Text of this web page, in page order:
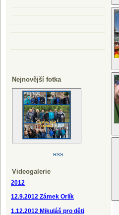
Nejnovější fotka
RSS
Videogalerie
2012
12.9.2012 Zámek Orlík
1.12.2012 Mikuláš pro děti